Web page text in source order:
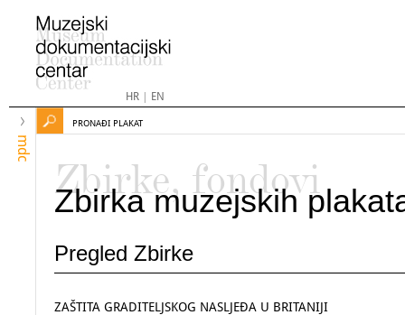
HR| EN
mdc
PRONAĐI PLAKAT
Zbirke, fondovi
Zbirka muzejskih
Pregled Zbirke
ZAŠTITA GRADITELJSKOG NASLJEĐA U BRITANIJI